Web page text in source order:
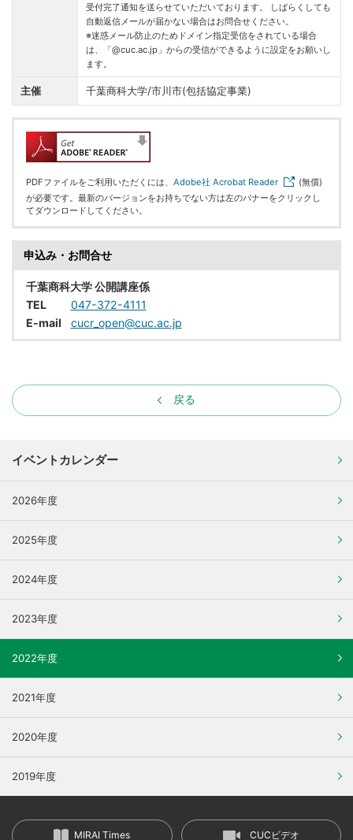
受付完了通知を送らせていただいております。 しばらくしても
自動返信メールが届かない場合はお問合せください。
※迷惑メール防止のためドメイン指定受信をされている場合
は、「@cuc.ac.jp」からの受信ができるように設定をお願いし
ます。
主催 千葉商科大学/市川市(包括協定事業)
PDFファイルをご利用いただくには、 Adobe社 Acrobat Reader
(無償)
が必要です。最新のバージョンをお持ちでない方は左のバナーをクリックし
てダウンロードしてください。
申込み・お問合せ
千葉商科大学 公開講座係
TEL
047-372-4111
E-mail
cucr_open@cuc.ac.jp
戻る
イベントカレンダー
2026年度
2025年度
2024年度
2023年度
2022年度
2021年度
2020年度
2019年度
MIRAI Times CUCビデオ